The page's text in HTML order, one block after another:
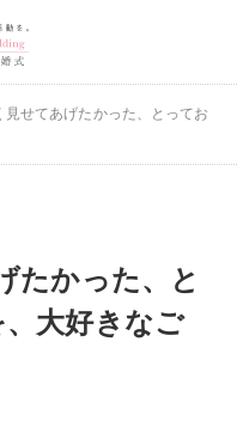
せてあげたかった、とってお
かった、 と
大好きなご